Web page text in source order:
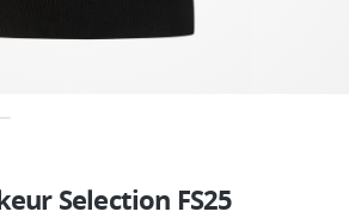
Selection FS25